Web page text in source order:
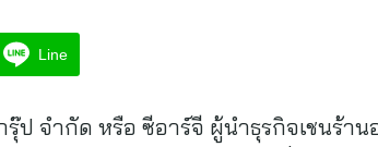
Line
รุ๊ป จำกัด หรือ ซีอาร์จี ผู้นำธุรกิจเชนร้า